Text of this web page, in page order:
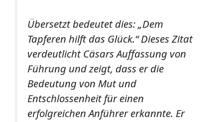
Übersetzt bedeutet dies: „Dem
Tapferen hilft das Glück.“ Dieses Zitat
verdeutlicht Cäsars Auffassung von
Führung und zeigt, dass er die
Bedeutung von Mut und
Entschlossenheit für einen
erfolgreichen Anführer erkannte. Er